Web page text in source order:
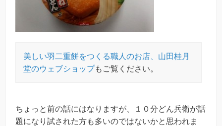
美しい羽二重餅をつくる職人のお店、山田桂月
堂のウェブショップもご覧ください。
ちょっと前の話にはなりますが、１０分どん兵衛が話
題になり試された方も多いのではないかと思われま